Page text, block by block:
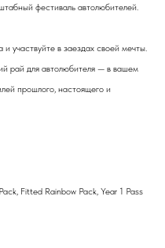
фестиваль автолюбителей.
участвуйте в заездах своей мечты.
рай для автолюбителя — в вашем
прошлого, настоящего и
Fitted Rainbow Pack, Year 1 Pass